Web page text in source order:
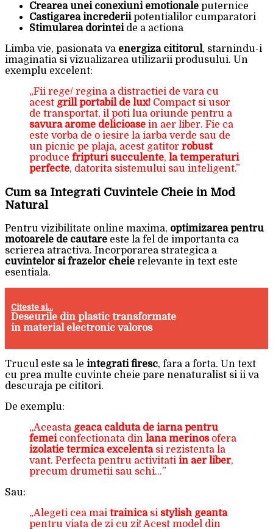
Crearea unei conexiuni emotionale puternice
Castigarea increderiipotentialilor cumparatori
Stimularea dorinteide a actiona
Limba vie, pasionata va energiza cititorul, starnindu-i
imaginatia si vizualizarea utilizarii produsului. Un
exemplu excelent:
„Fii rege/ regina a distractiei de vara cu
acest grill portabil de lux! Compact si usor
de transportat, il poti lua oriunde pentru a
savura arome delicioase in aer liber. Fie ca
este vorba de o iesire la iarba verde sau de
un picnic pe plaja, acest gatitor robust
produce fripturi succulente, la temperaturi
perfecte, datorita sistemului sau inteligent.”
Cum sa Integrati Cuvintele Cheie in Mod
Natural
Pentru vizibilitate online maxima, optimizarea pentru
motoarele de cautare este la fel de importanta ca
scrierea atractiva. Incorporarea strategica a
cuvintelor si frazelor cheie relevante in text este
esentiala.
Citeste si...
Deseurile din plastic transformate
in material electronic valoros
Trucul este sa le integrati firesc, fara a forta. Un text
cu prea multe cuvinte cheie pare nenaturalist si ii va
descuraja pe cititori.
De exemplu:
„Aceasta geaca calduta de iarna pentru
femeiconfectionata din lana merinosofera
izolatie termica excelentasi rezistenta la
vant. Perfecta pentru activitati in aer liber,
precum drumetii sau schi…”
Sau:
„Alegeti cea mai trainicasi stylish geanta
pentru viata de zi cu zi! Acest model din